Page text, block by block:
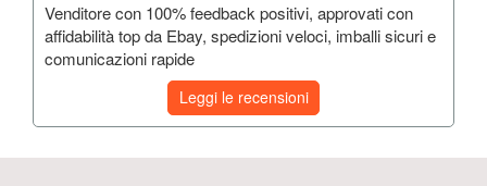
Venditore con 100% feedback positivi, approvati con
affidabilità top da Ebay, spedizioni veloci, imballi sicuri e
comunicazioni rapide
Leggi le recensioni